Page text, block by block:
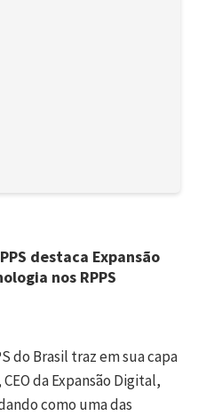
destaca Expansão
nos RPPS
do Brasil traz em sua capa
da Expansão Digital,
como uma das